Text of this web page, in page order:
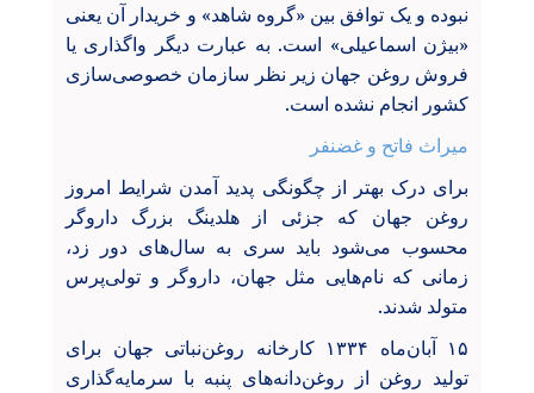
نبوده و یک توافق بین «گروه شاهد» و خریدار آن یعنی
«بیژن اسماعیلی» است. به عبارت دیگر واگذاری یا
فروش روغن جهان زیر نظر سازمان خصوصی‌سازی
کشور انجام نشده است.
میراث فاتح و غضنفر
برای درک بهتر از چگونگی پدید آمدن شرایط امروز
روغن جهان که جزئی از هلدینگ بزرگ داروگر
محسوب می‌شود باید سری به سال‌های دور زد،
زمانی که نام‌هایی مثل جهان، داروگر و تولی‌پرس
متولد شدند.
۱۵ آبان‌ماه ۱۳۳۴ کارخانه روغن‌نباتی جهان برای
تولید روغن از روغن‌دانه‌های پنبه با سرمایه‌گذاری